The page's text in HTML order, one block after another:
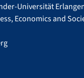
Universität
Economics and